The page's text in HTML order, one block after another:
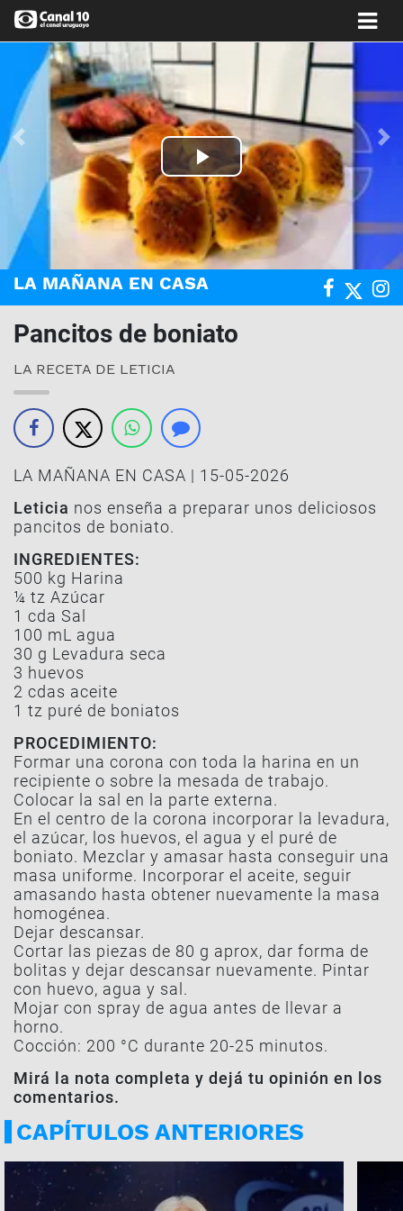
Play
Video
Anterior
LA MAÑANA EN CASA
Pancitos de boniato
LA RECETA DE LETICIA
LA MAÑANA EN CASA | 15-05-2026
Leticia nos enseña a preparar unos deliciosos
pancitos de boniato.
INGREDIENTES:
500 kg Harina
¼ tz Azúcar
1 cda Sal
100 mL agua
30 g Levadura seca
3 huevos
2 cdas aceite
1 tz puré de boniatos
PROCEDIMIENTO:
Formar una corona con toda la harina en un
recipiente o sobre la mesada de trabajo.
Colocar la sal en la parte externa.
En el centro de la corona incorporar la levadura,
el azúcar, los huevos, el agua y el puré de
boniato. Mezclar y amasar hasta conseguir una
masa uniforme. Incorporar el aceite, seguir
amasando hasta obtener nuevamente la masa
homogénea.
Dejar descansar.
Cortar las piezas de 80 g aprox, dar forma de
bolitas y dejar descansar nuevamente. Pintar
con huevo, agua y sal.
Mojar con spray de agua antes de llevar a
horno.
Cocción: 200 °C durante 20-25 minutos.
Mirá la nota completa y dejá tu opinión en los
comentarios.
CAPÍTULOS ANTERIORES